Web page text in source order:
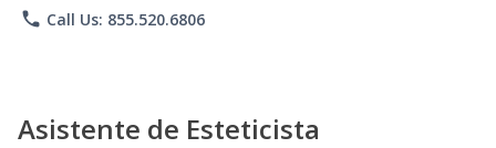
phone Call Us: 855.520.6806
Asistente de Esteticista